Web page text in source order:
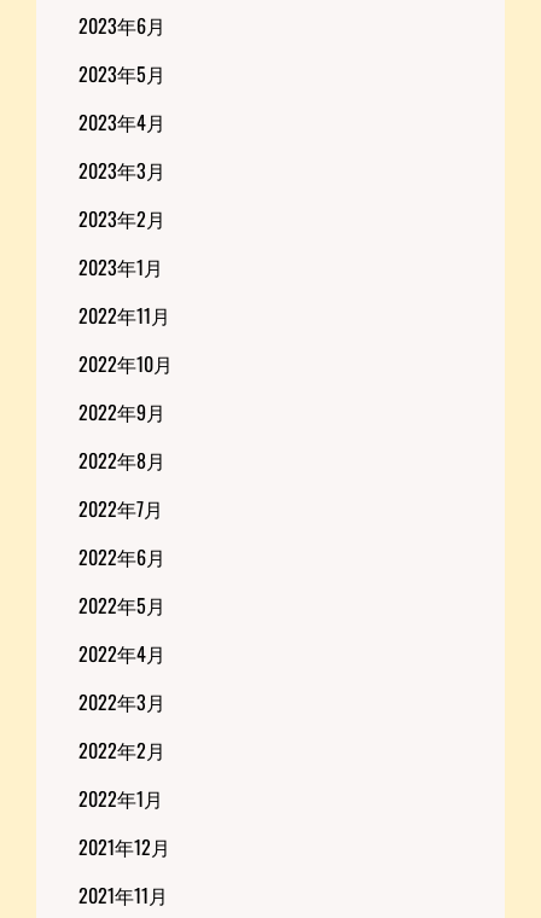
2023年6月
2023年5月
2023年4月
2023年3月
2023年2月
2023年1月
2022年11月
2022年10月
2022年9月
2022年8月
2022年7月
2022年6月
2022年5月
2022年4月
2022年3月
2022年2月
2022年1月
2021年12月
2021年11月